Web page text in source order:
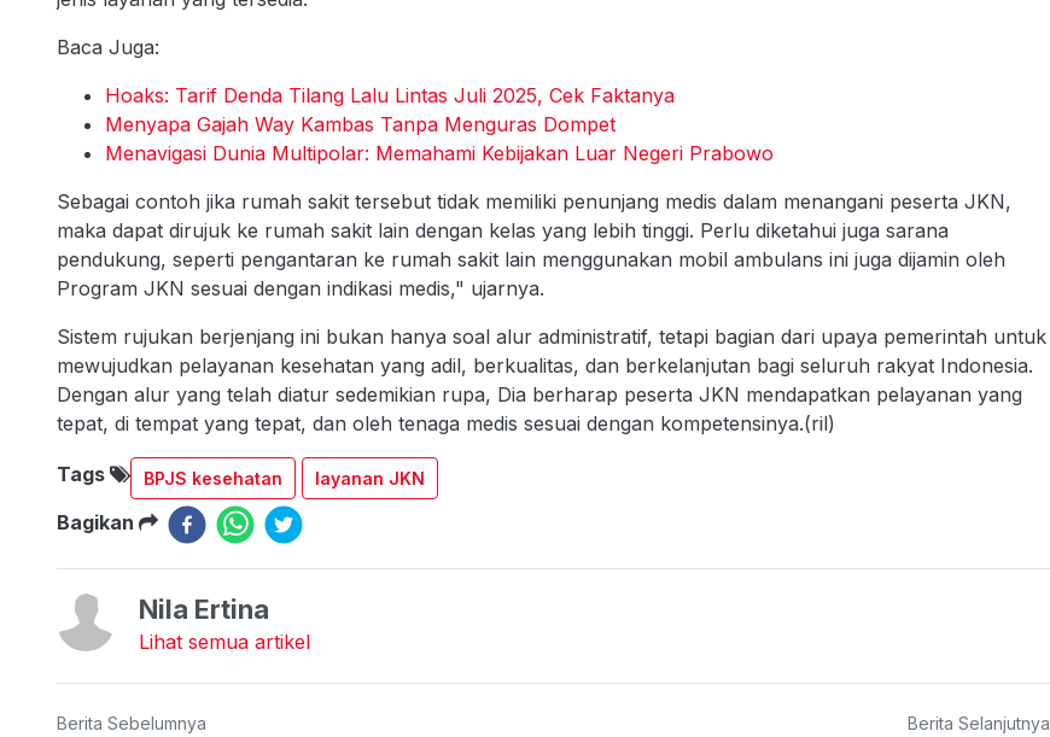
Baca Juga:
Hoaks: Tarif Denda Tilang Lalu Lintas Juli 2025, Cek Faktanya
Menyapa Gajah Way Kambas Tanpa Menguras Dompet
Menavigasi Dunia Multipolar: Memahami Kebijakan Luar Negeri Prabowo
Sebagai contoh jika rumah sakit tersebut tidak memiliki penunjang medis dalam menangani peserta JKN,
maka dapat dirujuk ke rumah sakit lain dengan kelas yang lebih tinggi. Perlu diketahui juga sarana
pendukung, seperti pengantaran ke rumah sakit lain menggunakan mobil ambulans ini juga dijamin oleh
Program JKN sesuai dengan indikasi medis," ujarnya.
Sistem rujukan berjenjang ini bukan hanya soal alur administratif, tetapi bagian dari upaya pemerintah untuk
mewujudkan pelayanan kesehatan yang adil, berkualitas, dan berkelanjutan bagi seluruh rakyat Indonesia.
Dengan alur yang telah diatur sedemikian rupa, Dia berharap peserta JKN mendapatkan pelayanan yang
tepat, di tempat yang tepat, dan oleh tenaga medis sesuai dengan kompetensinya.(ril)
Tags BPJS kesehatan layanan JKN
Bagikan
Nila Ertina
Lihat semua artikel
Berita Sebelumnya Berita Selanjutnya